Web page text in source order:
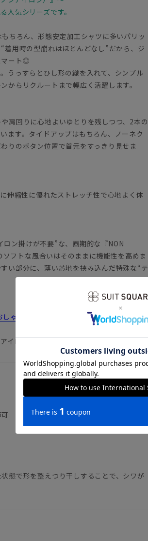
人気シリーズです。
ちろん、形態安定加工シャツに多いパリッ
着用時の型崩れはほとんどなし”だから、ジ
マート◎
うっすらとひし形の織を入れて、シンプル
からリクルートまで幅広く活躍します。
肩回りに心地よいゆとりを残しつつ、2本の
ます。タイドアップはもちろん、ノーネク
りのボタン位置で首元をすっきり見せま
伸縮性に優れたストレッチ性で心地よく体
ロン掛けが不要”な、画期的な『NON
フトな風合いはそのままに機能性を高めま
い部分に、薄い芯地を挟み込んだ特殊な“テ
ゃれ＆失敗しないシャツの選び方
イロン イージーケア 形態安定
態で形を整えつり干しすることで、シワが